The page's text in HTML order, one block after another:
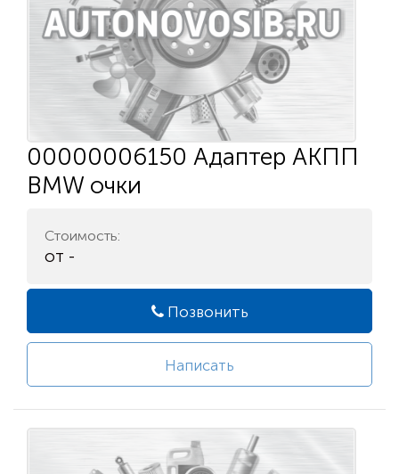
00000006150 Адаптер АКПП
BMW очки
Стоимость:
от -
Позвонить
Написать